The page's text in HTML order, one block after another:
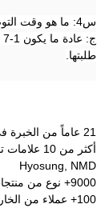
س4: ما هو وقت التوصيل لمنتجك؟
طلبتها.
21 عاماً من الخبرة في قطع الغيار والآلات
Hyosung, NMD
9000+ نوع من منتجات أجهزة الصراف الآلي
100+ عملاء من الخارج من 30+ بلد